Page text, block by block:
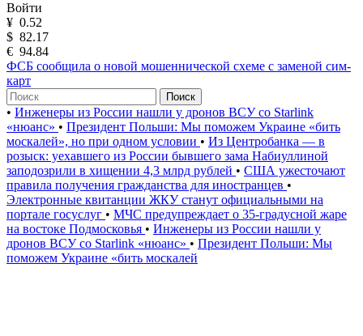
Войти
¥ 0.52
$ 82.17
€ 94.84
ФСБ сообщила о новой мошеннической схеме с заменой сим-
карт
Поиск
• Инженеры из России нашли у дронов ВСУ со Starlink
«нюанс» • Президент Польши: Мы поможем Украине «бить
москалей», но при одном условии • Из Центробанка — в
розыск: уехавшего из России бывшего зама Набиуллиной
заподозрили в хищении 4,3 млрд рублей • США ужесточают
правила получения гражданства для иностранцев •
Электронные квитанции ЖКУ станут официальными на
портале госуслуг • МЧС предупреждает о 35-градусной жаре
на востоке Подмосковья • Инженеры из России нашли у
дронов ВСУ со Starlink «нюанс» • Президент Польши: Мы
поможем Украине «бить москалей